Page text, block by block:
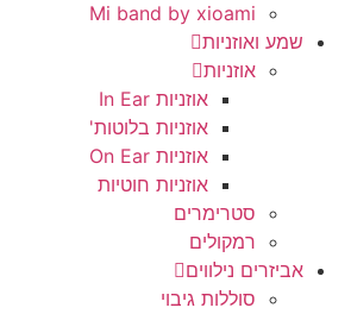
Mi band by xioami
שמע ואוזניות
אוזניות
אוזניות In Ear
אוזניות בלוטות'
אוזניות On Ear
אוזניות חוטיות
סטרימרים
רמקולים
אביזרים נילווים
סוללות גיבוי